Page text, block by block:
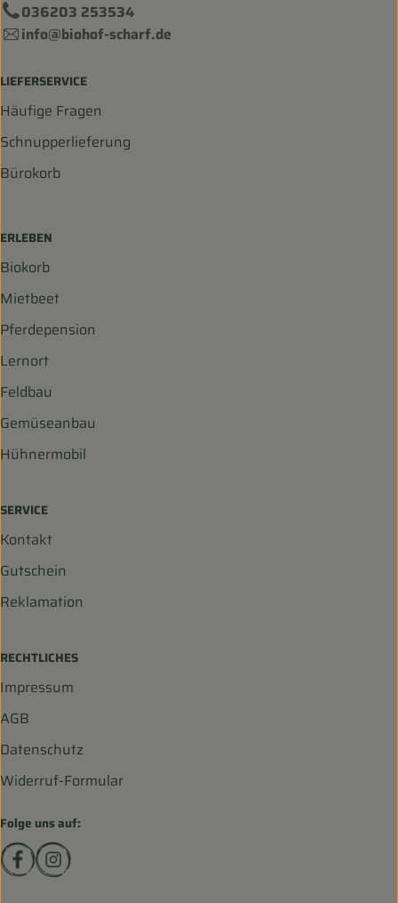
036203 253534
info@biohof-scharf.de
LIEFERSERVICE
Häufige Fragen
Schnupperlieferung
Bürokorb
ERLEBEN
Biokorb
Mietbeet
Pferdepension
Lernort
Feldbau
Gemüseanbau
Hühnermobil
SERVICE
Kontakt
Gutschein
Reklamation
RECHTLICHES
Impressum
AGB
Datenschutz
Widerruf-Formular
Folge uns auf:
Externer Link zu https://www.facebook.com/
Externer Link zu https://www.instagram.com/